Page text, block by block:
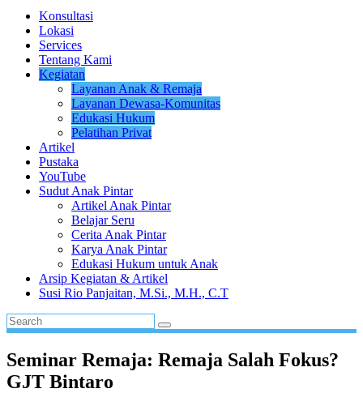
Konsultasi
Lokasi
Services
Tentang Kami
Kegiatan
Layanan Anak & Remaja
Layanan Dewasa-Komunitas
Edukasi Hukum
Pelatihan Privat
Artikel
Pustaka
YouTube
Sudut Anak Pintar
Artikel Anak Pintar
Belajar Seru
Cerita Anak Pintar
Karya Anak Pintar
Edukasi Hukum untuk Anak
Arsip Kegiatan & Artikel
Susi Rio Panjaitan, M.Si., M.H., C.T
Seminar Remaja: Remaja Salah Fokus?
GJT Bintaro